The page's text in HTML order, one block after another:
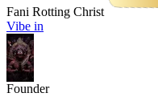
Fani Rotting Christ
Vibe in
Founder